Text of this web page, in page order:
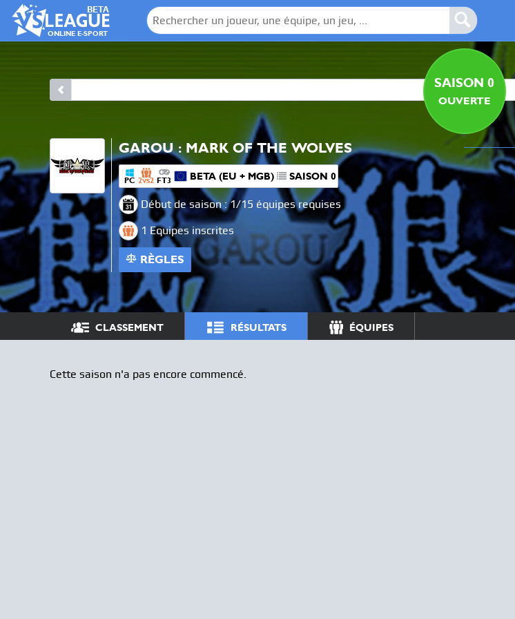
BETA
ONLINE E-SPORT
SAISON 0
OUVERTE
GAROU : MARK OF THE WOLVES
PC 2VS2 FT3 BETA (EU + MGB) SAISON 0
Début de saison : 1/15 équipes requises
1 Equipes inscrites
RÈGLES
CLASSEMENT RÉSULTATS ÉQUIPES
Cette saison n'a pas encore commencé.